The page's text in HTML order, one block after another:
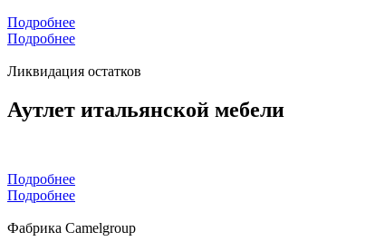
Подробнее
Подробнее
Ликвидация остатков
Аутлет итальянской мебели
Подробнее
Подробнее
Фабрика Camelgroup